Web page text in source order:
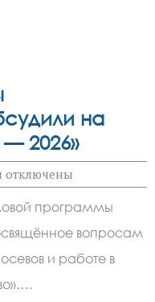
на
2026»
к
записи
Актуальные
вопросы
растениеводства
обсудили
на
«Дне
Донского
отключены
программы
вопросам
и работе в